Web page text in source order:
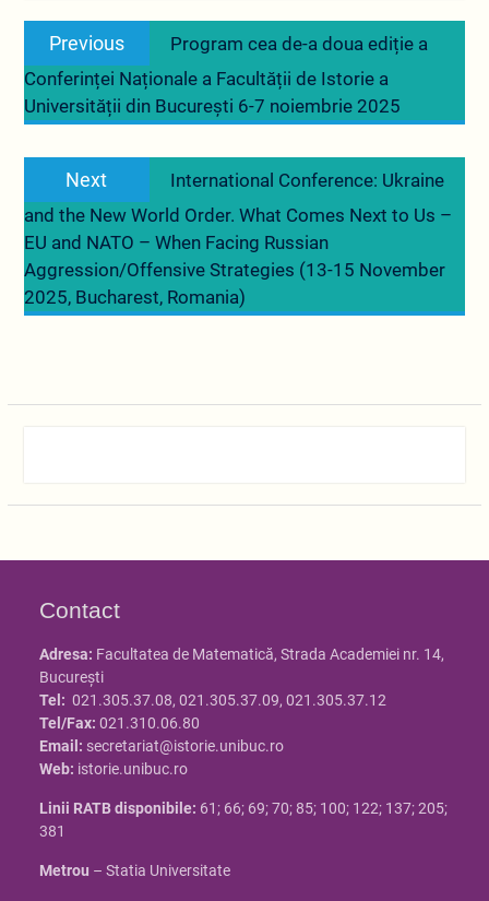
Navigare
articole
Previous
post:
Program cea de-a doua ediție a
Conferinței Naționale a Facultății de Istorie a
Universității din București 6-7 noiembrie 2025
Next
post:
International Conference: Ukraine
and the New World Order. What Comes Next to Us –
EU and NATO – When Facing Russian
Aggression/Offensive Strategies (13-15 November
2025, Bucharest, Romania)
Contact
Adresa: Facultatea de Matematică, Strada Academiei nr. 14,
Bucureşti
Tel: 021.305.37.08, 021.305.37.09, 021.305.37.12
Tel/Fax: 021.310.06.80
Email: secretariat@istorie.unibuc.ro
Web: istorie.unibuc.ro
Linii RATB disponibile: 61; 66; 69; 70; 85; 100; 122; 137; 205;
381
Metrou – Statia Universitate